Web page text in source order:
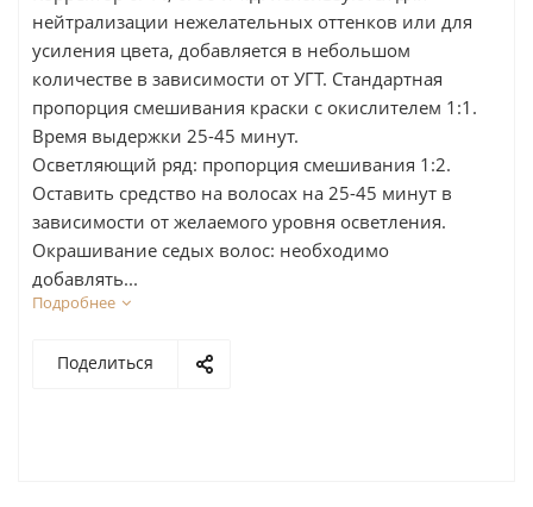
нейтрализации нежелательных оттенков или для
усиления цвета, добавляется в небольшом
количестве в зависимости от УГТ. Стандартная
пропорция смешивания краски с окислителем 1:1.
Время выдержки 25-45 минут.
Осветляющий ряд: пропорция смешивания 1:2.
Оставить средство на волосах на 25-45 минут в
зависимости от желаемого уровня осветления.
Окрашивание седых волос: необходимо
добавлять...
Подробнее
Поделиться